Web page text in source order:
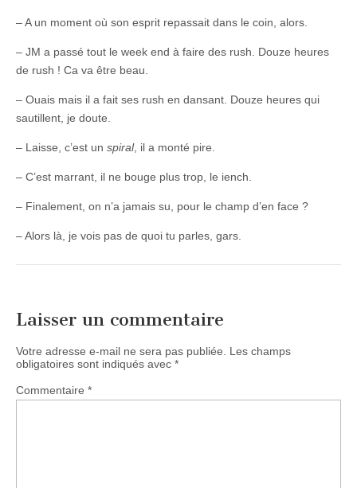
– A un moment où son esprit repassait dans le coin, alors.
– JM a passé tout le week end à faire des rush. Douze heures
de rush ! Ca va être beau.
– Ouais mais il a fait ses rush en dansant. Douze heures qui
sautillent, je doute.
– Laisse, c’est un spiral, il a monté pire.
– C’est marrant, il ne bouge plus trop, le iench.
– Finalement, on n’a jamais su, pour le champ d’en face ?
– Alors là, je vois pas de quoi tu parles, gars.
Laisser un commentaire
Votre adresse e-mail ne sera pas publiée.
Les champs
obligatoires sont indiqués avec *
Commentaire *